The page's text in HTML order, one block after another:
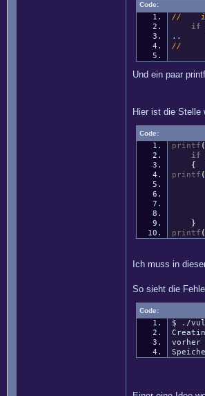
Code:
// if
if
..
//
Und ein paar
Hier ist die Stelle
Code:
printf (
if
{
printf (
}
printf (
Ich muss in
So sieht die
Code:
$ ./
vorher